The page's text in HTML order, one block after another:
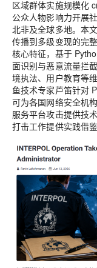
区域群体实施规模化
公众人物影响力开展
北非及全球多地。本
传播到多级变现的完
核心特征，基于
面识别与恶意流量拦
境执法、用户教育等
鱼技术专家芦笛针对
可为各国网络安全机
服务平台攻击提供技
打击工作提供实践借鉴